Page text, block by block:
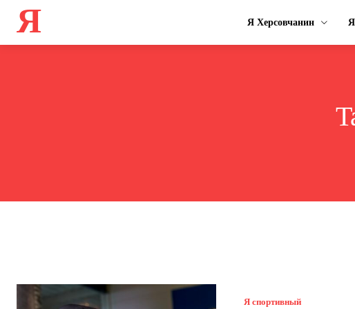
Я Я Херсовчанин
Я спортивный